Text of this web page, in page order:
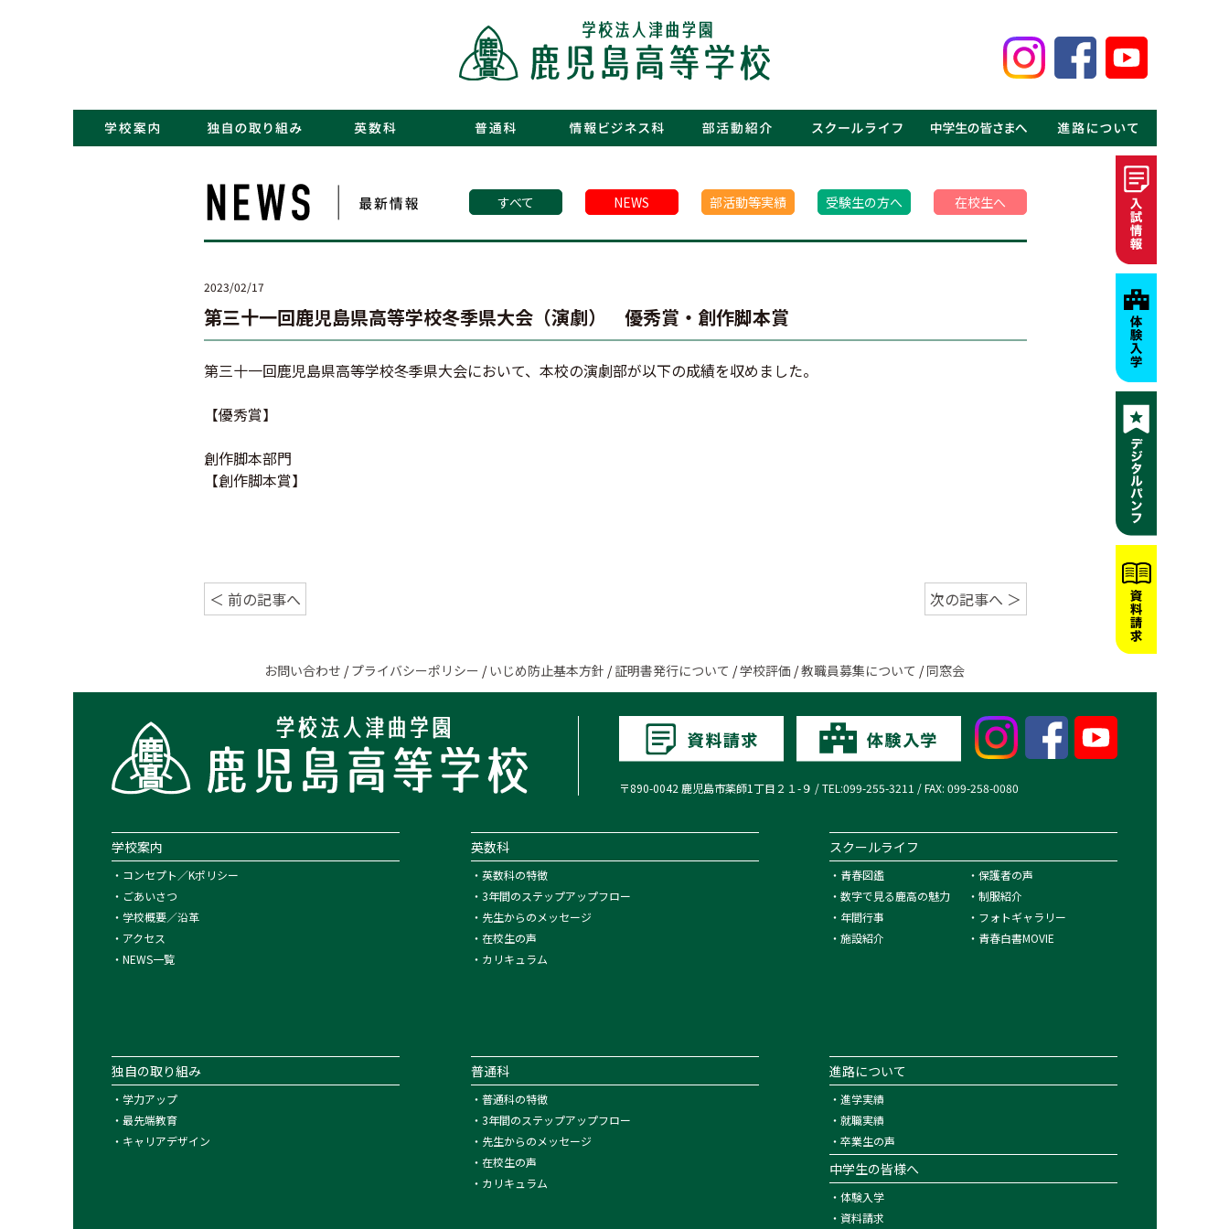
すべて NEWS 部活動等実績 受験生の方へ 在校生へ
2023/02/17
第三十一回鹿児島県高等学校冬季県大会（演劇） 優秀賞・創作脚本賞
第三十一回鹿児島県高等学校冬季県大会において、本校の演劇部が以下の成績を収めました。
【優秀賞】
創作脚本部門
【創作脚本賞】
＜ 前の記事へ 次の記事へ ＞
お問い合わせ /プライバシーポリシー /いじめ防止基本方針 /証明書発行について /学校評価 /教職員募集について /同窓会
〒890-0042 鹿児島市薬師1丁目２１-９ / TEL:099-255-3211 / FAX: 099-258-0080
学校案内
・ コンセプト／Kポリシー
・ ごあいさつ
・ 学校概要／沿革
・ アクセス
・ NEWS一覧
独自の取り組み
・ 学力アップ
・ 最先端教育
・ キャリアデザイン
英数科
・ 英数科の特徴
・ 3年間のステップアップフロー
・ 先生からのメッセージ
・ 在校生の声
・ カリキュラム
普通科
・ 普通科の特徴
・ 3年間のステップアップフロー
・ 先生からのメッセージ
・ 在校生の声
・ カリキュラム
スクールライフ
・ 青春図鑑 ・保護者の声
・ 数字で見る鹿高の魅力 ・制服紹介
・ 年間行事 ・ フォトギャラリー
・ 施設紹介 ・ 青春白書MOVIE
進路について
・ 進学実績
・ 就職実績
・ 卒業生の声
中学生の皆様へ
・ 体験入学
・ 資料請求